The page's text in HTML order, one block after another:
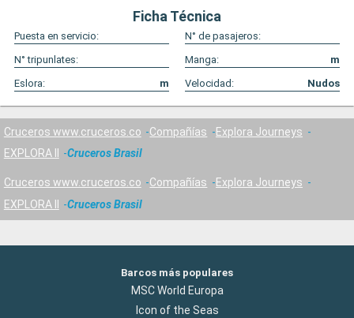
Ficha Técnica
Puesta en servicio:
N° de pasajeros:
N° tripunlates:
Manga:
m
Eslora:
m Velocidad: Nudos
Cruceros www.cruceros.co Compañías
Explora Journeys
EXPLORA II
Cruceros Brasil
Cruceros www.cruceros.co Compañías
Explora Journeys
EXPLORA II
Cruceros Brasil
Barcos más populares
MSC World Europa
Icon of the Seas